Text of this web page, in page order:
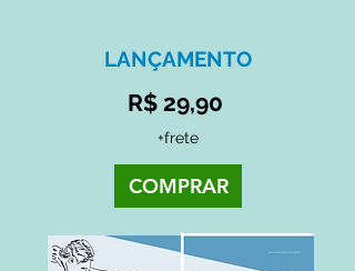
LANÇAMENTO
R$ 29,90
+frete
COMPRAR